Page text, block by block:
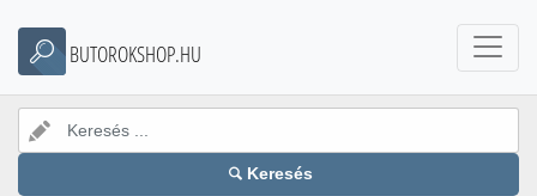
BUTOROKSHOP.HU
Keresés